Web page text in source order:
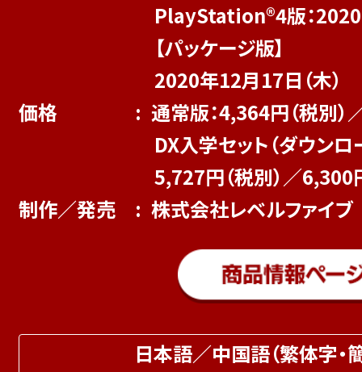
PlayStation®4版：2020
【パッケージ版】
2020年12月17日（木）
価格
通常版：4,364円（税別）
DX入学セット（ダウンロ
5,727円（税別）／6,300
制作／発売
株式会社レベルファイブ
日本語／中国語（繁体字・